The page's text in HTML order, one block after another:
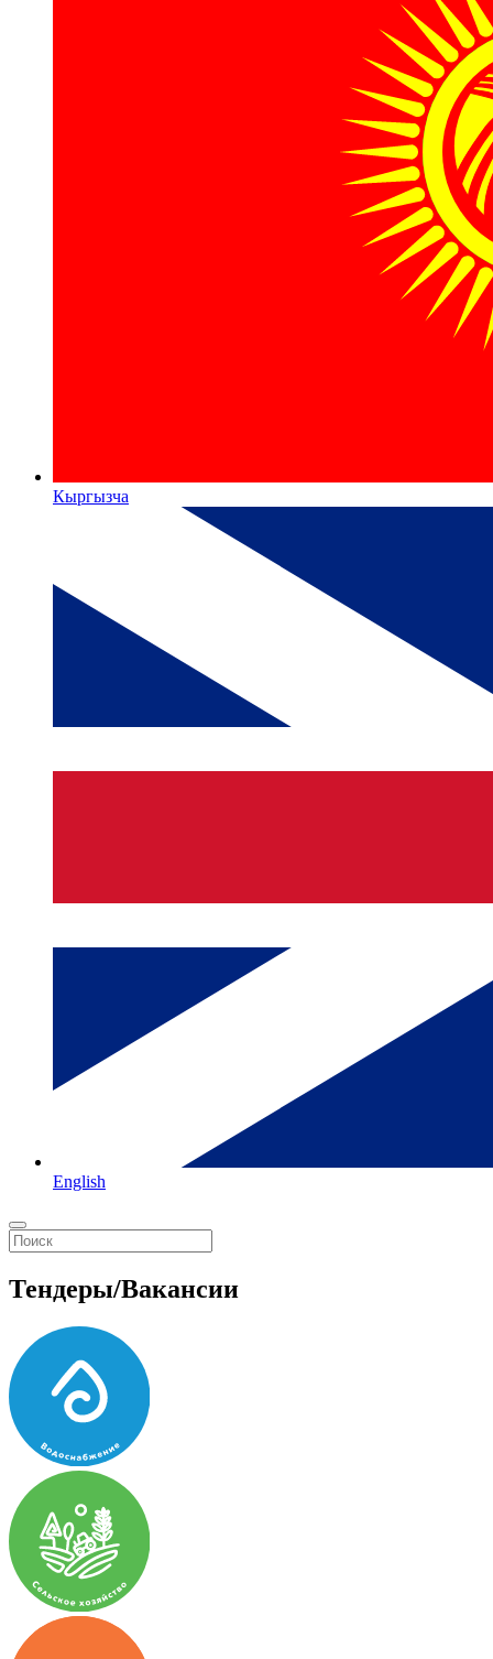
Кыргызча
English
Тендеры/Вакансии